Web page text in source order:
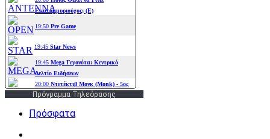
Πρόγραμμα Τηλεόρασης
Πρόσφατα